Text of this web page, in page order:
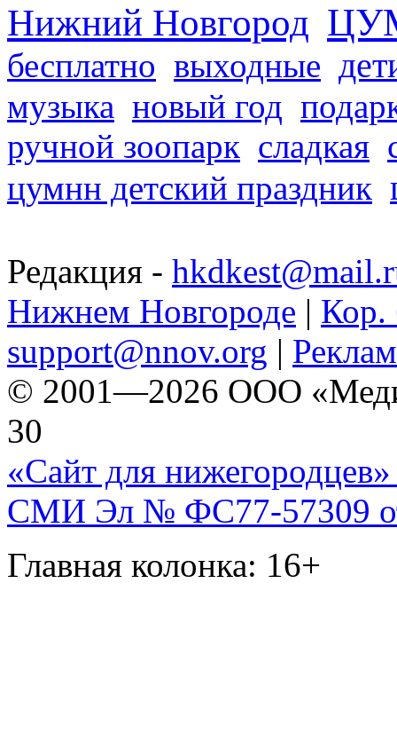
Нижний Новгород
бесплатно выходные
музыка новый год
ручной зоопарк сладкая
цумнн детский праздник
Редакция -
Нижнем Новгороде | Кор.
support@nnov.org |
© 2001—2026 ООО
30
«Сайт для нижегородцев»
СМИ Эл № ФС77-57309
Главная колонка: 16+